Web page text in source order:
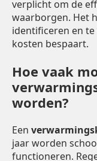
verplicht om de
waarborgen. Het
identificeren en
kosten bespaart.
Hoe vaak
worden?
Een
jaar worden
functioneren.